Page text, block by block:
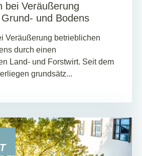
bei Veräußerung
und Bodens
Veräußerung betrieblichen
durch einen
Land- und Forstwirt. Seit dem
grundsätz...